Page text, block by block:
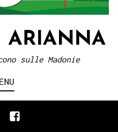
ARIANNA
sulle Madonie
facebook